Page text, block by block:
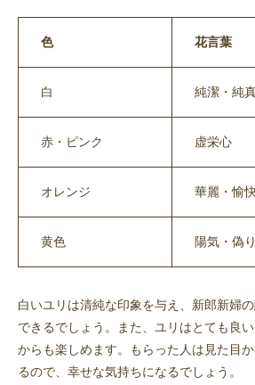
色 花言葉
白 純潔・純
赤・ピンク 虚栄心
オレンジ 華麗・愉
黄色 陽気・偽
白いユリは清純な印象を与え、新郎新婦
できるでしょう。また、ユリはとても良
からも楽しめます。もらった人は見た目
るので、幸せな気持ちになるでしょう。